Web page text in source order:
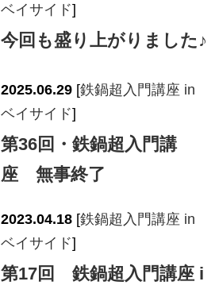
ベイサイド]
今回も盛り上がりました♪
2025.06.29 [鉄鍋超入門講座 in
ベイサイド]
第36回・鉄鍋超入門講
座 無事終了
2023.04.18 [鉄鍋超入門講座 in
ベイサイド]
第17回 鉄鍋超入門講座 i